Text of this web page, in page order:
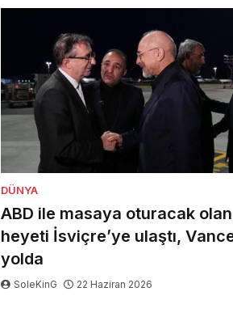
DÜNYA
ABD ile masaya oturacak
heyeti İsviçre’ye ulaştı,
yolda
SoleKinG 22 Haziran 2026